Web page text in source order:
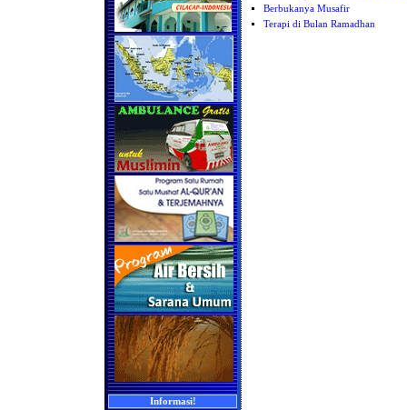
Informasi!
Berbukanya Musafir
Terapi di Bulan Ramadhan